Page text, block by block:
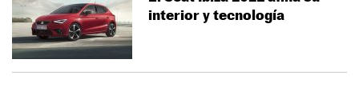
interior y tecnología